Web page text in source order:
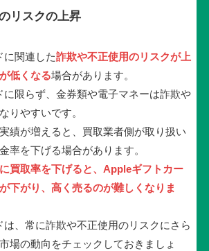
リスクの上昇
に関連した詐欺や不正使用のリスクが上
低くなる場合があります。
に限らず、金券類や電子マネーは詐欺や
りやすいです。
績が増えると、買取業者側が取り扱い
率を下げる場合があります。
買取率を下げると、Appleギフトカー
下がり、高く売るのが難しくなりま
は、常に詐欺や不正使用のリスクにさら
場の動向をチェックしておきましょ